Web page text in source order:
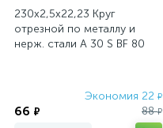
230х2,5х22,23 Круг
отрезной по металлу и
нерж. стали A 30 S BF 80
Экономия 22 ₽
66 ₽ 88₽